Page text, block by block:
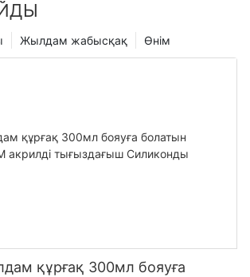
Өнім
Жылдам жабысқақ
құрғақ 300мл бояуға